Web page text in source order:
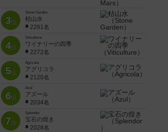
3位
Stone Garden
枯山水
2281名
4位
Viticulture
ワイナリーの四季
2272名
5位
Agricola
アグリコラ
2120名
6位
Azul
アズール
2034名
7位
Splendor
宝石の煌き
2028名